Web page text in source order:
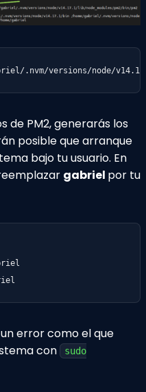
gabriel/.nvm/versions/node/
de PM2, generarás los
posible que arranque
bajo tu usuario. En
gabriel por tu
error como el que
con
sudo